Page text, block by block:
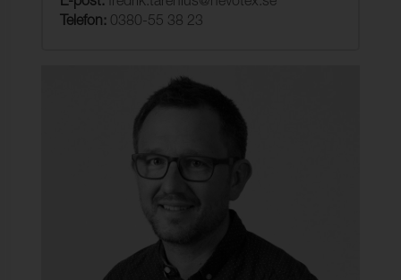
Telefon: 0380-55 38 23